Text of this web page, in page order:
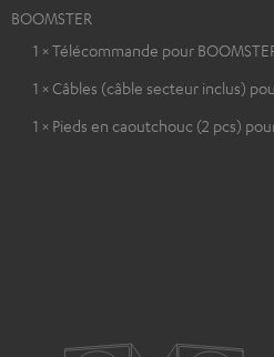
BOOMSTER
1 × Télécommande pour
1 × Câbles (câble secteur inclus)
1 × Pieds en caoutchouc (2 pcs)